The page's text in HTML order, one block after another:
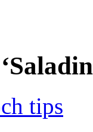
tips